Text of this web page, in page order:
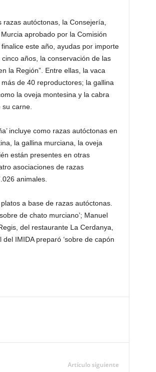
autóctonas, la Consejería,
aprobado por la Comisión
este año, ayudas por importe
años, la conservación de las
la Región”. Entre ellas, la vaca
de 40 reproductores; la gallina
la oveja montesina y la cabra
carne.
incluye como razas autóctonas en
la gallina murciana, la oveja
están presentes en otras
asociaciones de razas
animales.
a base de razas autóctonas.
de chato murciano’; Manuel
del restaurante La Cerdanya,
IMIDA preparó ‘sobre de capón
Artículo siguiente